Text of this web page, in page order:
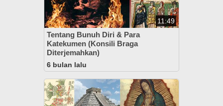
11:49
Tentang Bunuh Diri & Para
Katekumen (Konsili Braga
Diterjemahkan)
6 bulan lalu